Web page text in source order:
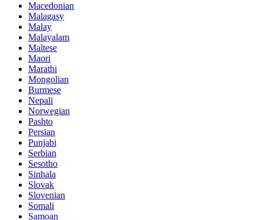
Macedonian
Malagasy
Malay
Malayalam
Maltese
Maori
Marathi
Mongolian
Burmese
Nepali
Norwegian
Pashto
Persian
Punjabi
Serbian
Sesotho
Sinhala
Slovak
Slovenian
Somali
Samoan